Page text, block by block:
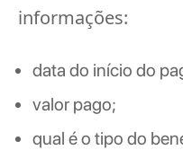
informações:
data do início do
valor pago;
qual é o tipo do